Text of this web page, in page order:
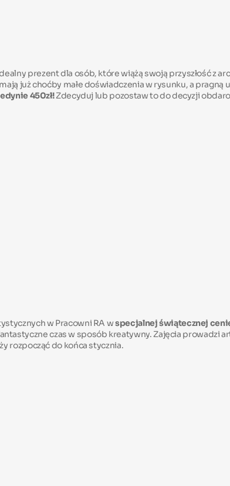
prezent dla osób, które wiążą swoją przyszłość
już choćby małe doświadczenia w rysunku, a
450zł!Zdecyduj lub pozostaw to do decyzji
w Pracowni RA wspecjalnej świątecznej
czas w sposób kreatywny. Zajęcia prowadzi
rozpocząć do końca stycznia.